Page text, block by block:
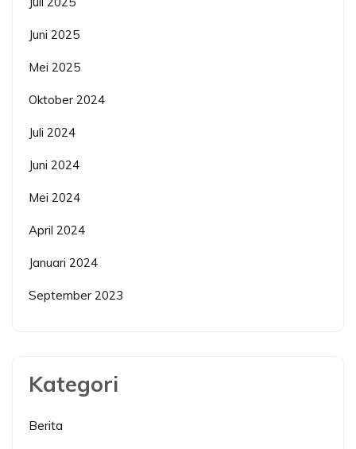
Juni 2025
Mei 2025
Oktober 2024
Juli 2024
Juni 2024
Mei 2024
April 2024
Januari 2024
September 2023
Kategori
Berita